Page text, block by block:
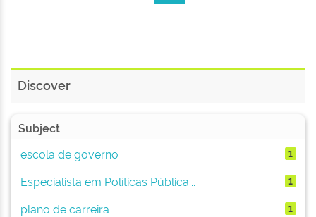
Discover
Subject
escola de governo
1
Especialista em Políticas Pública... 1
plano de carreira 1